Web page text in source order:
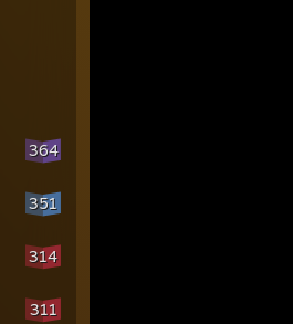
364
351
314
311